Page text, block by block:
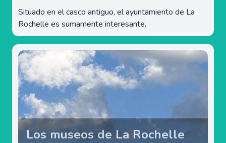
Situado en el casco antiguo, el ayuntamiento de La
Rochelle es sumamente interesante.
Los museos de La Rochelle